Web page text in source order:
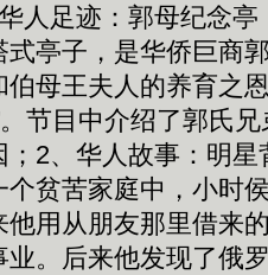
人足迹：郭母纪念
亭子，是华侨巨商
母王夫人的养育之
。节目中介绍了郭氏
2、华人故事：明
贫苦家庭中，小时
用从朋友那里借来
。后来他发现了俄